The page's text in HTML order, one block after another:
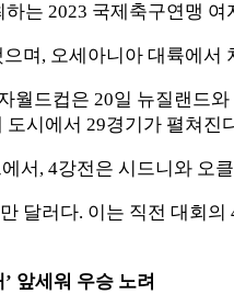
는 2023 국제축구연맹
며, 오세아니아 대륙에
월드컵은 20일 뉴질랜드
시에서 29경기가 펼쳐진
서, 4강전은 시드니와 오
달러다. 이는 직전 대회
앞세워 우승 노려